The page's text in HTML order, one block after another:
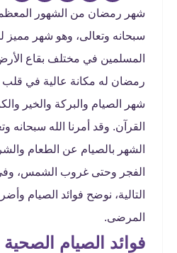
شهر رمضان من الشهور
سبحانه وتعالى، وهو شهر مميز
المسلمين في مختلف بقاع
رمضان له مكانة عالية في
شهر الصيام والبركة والخير
القرآن. وقد أمرنا الله سبحانه
الشهر بالصيام عن الطعام
الفجر وحتى غروب الشمس،
التالية، نوضح فوائد الصيام
المرضى.
فوائد الصيام